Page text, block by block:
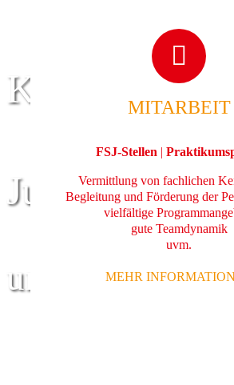
Kinder
Jugend
und Familie
MITARBEIT
FSJ-Stellen |
Vermittlung von fachlichen
Begleitung und Förderung der
vielfältige
gute Teamdynamik
uvm.
MEHR